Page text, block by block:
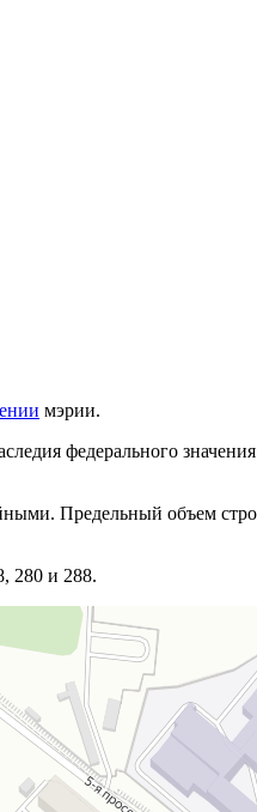
мэрии.
федерального
Предельный объем
280 и 288.